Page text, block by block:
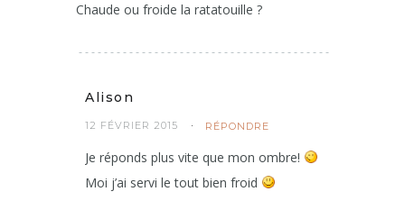
Chaude ou froide la ratatouille ?
Alison
12 FÉVRIER 2015 RÉPONDRE
Je réponds plus vite que mon ombre!
Moi j’ai servi le tout bien froid